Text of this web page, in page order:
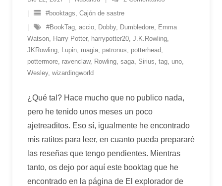
#booktags, Cajón de sastre
#BookTag, accio, Dobby, Dumbledore, Emma
Watson, Harry Potter, harrypotter20, J.K.Rowling,
JKRowling, Lupin, magia, patronus, potterhead,
pottermore, ravenclaw, Rowling, saga, Sirius, tag, uno,
Wesley, wizardingworld
¿Qué tal? Hace mucho que no publico nada,
pero he tenido unos meses un poco
ajetreaditos. Eso sí, igualmente he encontrado
mis ratitos para leer, en cuanto pueda prepararé
las reseñas que tengo pendientes. Mientras
tanto, os dejo por aquí este booktag que he
encontrado en la página de El explorador de